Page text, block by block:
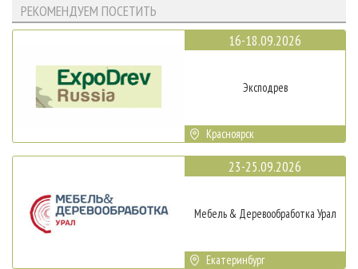
РЕКОМЕНДУЕМ ПОСЕТИТЬ
16-18.09.2026
Эксподрев
Красноярск
23-25.09.2026
Мебель & Деревообработка Урал
Екатеринбург